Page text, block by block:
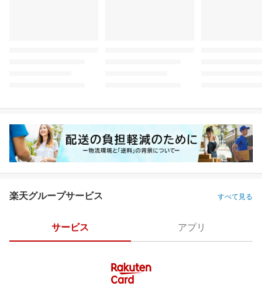
楽天グループサービス すべて見る
サービス アプリ